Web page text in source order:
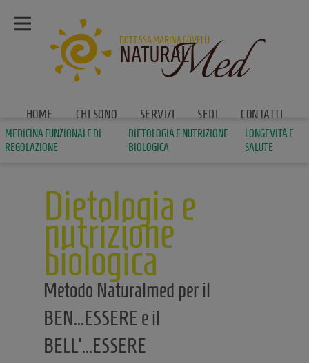
DOTT.SSA MARINA COVELLI
NATURALMed
HOME CHI SONO SERVIZI SEDI CONTATTI
MEDICINA FUNZIONALE DI
REGOLAZIONE
DIETOLOGIA E NUTRIZIONE
BIOLOGICA
LONGEVITÀ E
SALUTE
Dietologia e
nutrizione
biologica
Metodo Naturalmed per il
BEN...ESSERE e il
BELL'...ESSERE